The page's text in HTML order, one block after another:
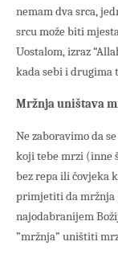
nemam dva srca,
srcu može biti
Uostalom, izraz
kada sebi i drugima
Mržnja uništava
Ne zaboravimo da
koji tebe mrzi (inne
bez repa ili čovjeka
primjetiti da mržnja
najodabranijem
”mržnja” uništiti